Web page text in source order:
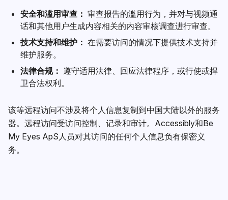
安全和滥用审查： 审查报告的滥用行为，并对与视频通
话和其他用户生成内容相关的内容审核调查进行审查。
技术支持和维护： 在需要访问的情况下提供技术支持并
维护服务。
法律合规： 遵守适用法律、回应法律程序，或行使或捍
卫合法权利。
该等远程访问不涉及将个人信息复制到中国大陆以外的服务
器。远程访问受访问控制、记录和审计。Accessibly和Be
My Eyes ApS人员对其访问的任何个人信息负有保密义
务。